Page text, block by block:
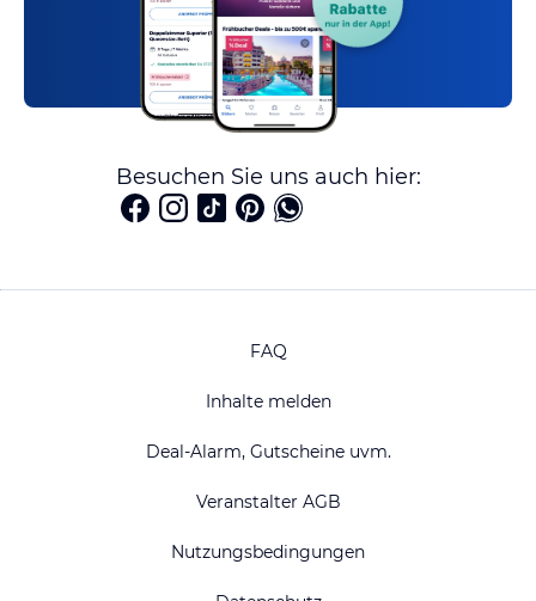
Besuchen Sie uns auch hier:
FAQ
Inhalte melden
Deal-Alarm, Gutscheine uvm.
Veranstalter AGB
Nutzungsbedingungen